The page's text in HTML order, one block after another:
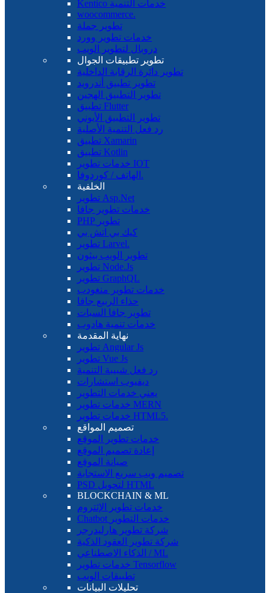
Kentico خدمات التنمية
woocommerce.
تطوير جملة
خدمات تطوير وورد
دروبال لتطوير الويب
تطوير تطبيقات الجوال
تطوير دائرة الرقابة الداخلية
تطوير تطبيق أندرويد
تطوير التطبيق الهجين
تطبيق Flutter
تطوير التطبيق الأيوني
رد فعل التنمية الأصلية
تطبيق Xamarin
تطبيق Kotlin
خدمات تطوير IOT
الهاتف / كوردوفا.
الخلفية
تطوير Asp.Net
خدمات تطوير جافا
PHP تطوير
كيك بي اتش بي
تطوير Larvel.
تطوير الويب بيثون
تطوير Node.Js
تطوير GraphQL
خدمات تطوير منغودب
حذاء الربيع جافا
تطوير جافا السبات
خدمات تنمية هادوب
نهاية المقدمة
تطوير Angular Js
تطوير Vue Js
رد فعل شبيبة التنمية
ديفيوب استشارات
يعني خدمات التطوير
خدمات تطوير MERN
خدمات تطوير HTML5.
تصميم المواقع
خدمات تطوير الموقع
إعادة تصميم الموقع
صيانة الموقع
تصميم ويب سريع الاستجابة
PSD لتحويل HTML
BLOCKCHAIN ​​& ML
خدمات تطوير الإثتروم
Chatbot خدمات التطوير
شركة تطوير هارليدرجر
شركة تطوير العقود الذكية
الذكاء الاصطناعي / ML
خدمات تطوير Tensorflow
تطبيقات الويب
تحليلات البيانات